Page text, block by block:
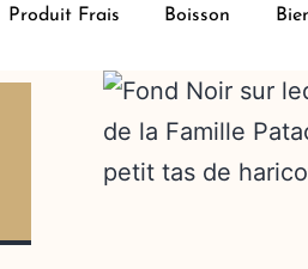
Produit Frais Boisson